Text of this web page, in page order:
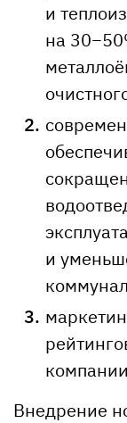
и
на
и
Внедрение